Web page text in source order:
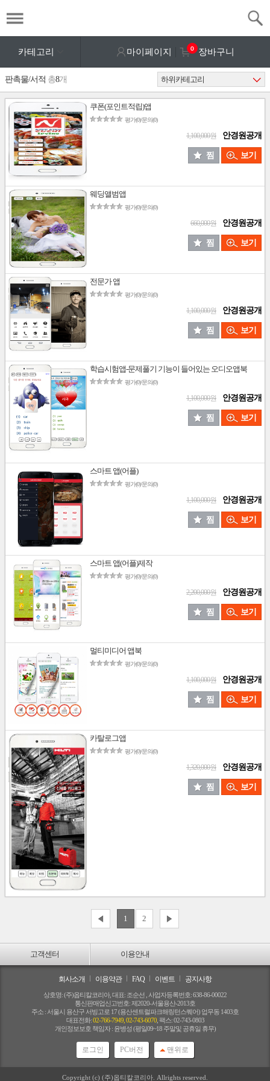
카테고리 마이페이지 0 장바구니
판촉물/서적 총8개
쿠폰(포인트적립)앱
평가(0)/문의(0)
1,100,000원 안경원공개
보기
찜
웨딩앨범앱
평가(0)/문의(0)
660,000원 안경원공개
보기
찜
전문가 앱
평가(0)/문의(0)
1,100,000원 안경원공개
보기
찜
학습시험앱-문제풀기 기능이 들어있는 오디오앱북
평가(0)/문의(0)
1,100,000원 안경원공개
보기
찜
스마트 앱(어플)
평가(0)/문의(0)
1,100,000원 안경원공개
보기
찜
스마트 앱(어플)제작
평가(0)/문의(0)
2,200,000원 안경원공개
보기
찜
멀티미디어 앱북
평가(0)/문의(0)
1,100,000원 안경원공개
보기
찜
카탈로그앱
평가(0)/문의(0)
1,320,000원 안경원공개
보기
찜
1 2
고객센터 이용안내
회사소개 이용약관 FAQ 이벤트 공지사항
상호명: (주)옵티칼코리아, 대표: 조순선 , 사업자등록번호: 638-86-00022
통신판매업신고번호: 제2020-서울용산-2013호
주소 : 서울시 용산구 서빙고로 17 (용산센트럴파크해링턴스퀘어) 업무동 1403호
대표전화:02-766-7949, 02-743-6070, 팩스: 02-743-0803
개인정보보호 책임자 : 윤병성 (평일09~18 주말및 공휴일 휴무)
로그인 PC버전 맨위로
Copyright (c) (주)옵티칼코리아. Allrights reserved.